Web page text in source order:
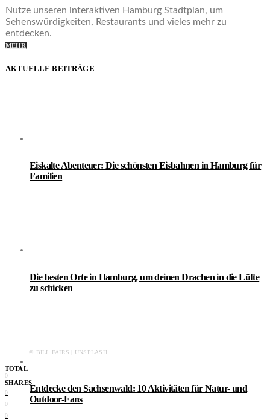
Nutze unseren interaktiven Hamburg Stadtplan, um
Sehenswürdigkeiten, Restaurants und vieles mehr zu
entdecken.
MEHR
AKTUELLE BEITRÄGE
Eiskalte Abenteuer: Die schönsten Eisbahnen in Hamburg für
Familien
Die besten Orte in Hamburg, um deinen Drachen in die Lüfte
zu schicken
Entdecke den Sachsenwald: 10 Aktivitäten für Natur- und
Outdoor-Fans
© BILL FAIRS | UNSPLASH
TOTAL
0
SHARES
0
0
0